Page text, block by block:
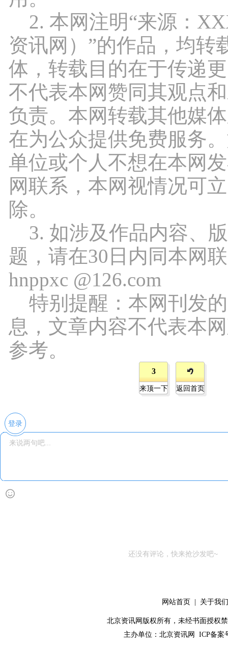
2. 本网注明“来源：
资讯网）”的作品，均转
体，转载目的在于传递
不代表本网赞同其观点
负责。本网转载其他媒
在为公众提供免费服务
单位或个人不想在本网
网联系，本网视情况可
除。
3. 如涉及作品内容、
题，请在30日内同本网
hnppxc @126.com
特别提醒：本网刊发
息，文章内容不代表本
参考。
3
来顶一下 返回首页
登录
还没有评论，快来抢沙发吧~
网站首页 关于我们
北京资讯网版权所有，未经书面授权
主办单位： 北京资讯网 ICP备案